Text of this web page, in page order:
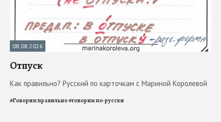
08.08.2026
Отпуск
Как правильно? Русский по карточкам с Мариной Королевой
#Говорим правильно#говорим по-русски